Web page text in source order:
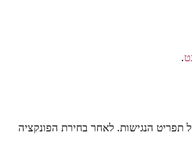
.
תפריט הנגישות. לאחר בחירת הפונקציה